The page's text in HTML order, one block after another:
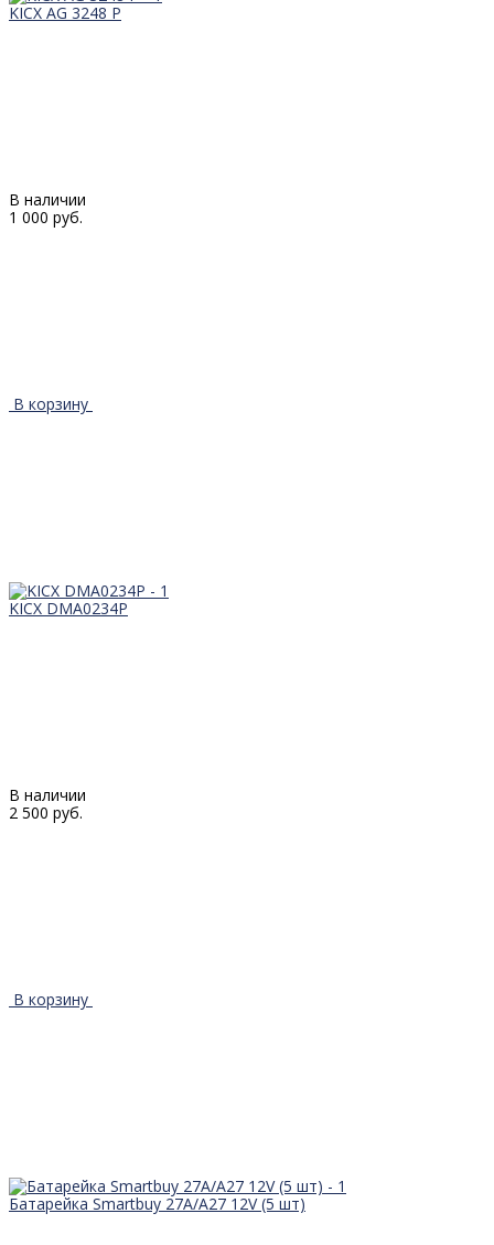
KICX AG 3248 P
В наличии
1 000 руб.
В корзину
KICX DMA0234P
В наличии
2 500 руб.
В корзину
Батарейка Smartbuy 27A/A27 12V (5 шт)